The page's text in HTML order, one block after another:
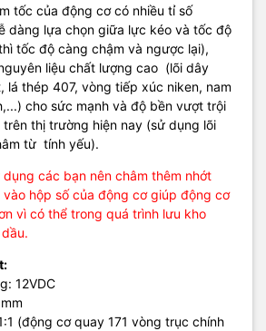
tốc của động cơ có nhiều tỉ số
dàng lựa chọn giữa lực kéo và tốc độ
tốc độ càng chậm và ngược lại),
liệu chất lượng cao (lõi dây
lá thép 407, vòng tiếp xúc niken, nam
cho sức mạnh và độ bền vượt trội
trên thị trường hiện nay (sử dụng lõi
từ tính yếu).
các bạn nên châm thêm nhớt
hộp số của động cơ giúp động cơ
vì có thể trong quá trình lưu kho
12VDC
(động cơ quay 171 vòng trục chính